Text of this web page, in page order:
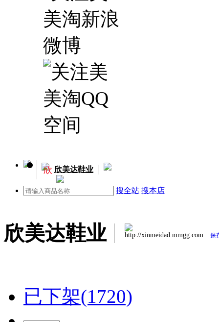
欣 欣美达鞋业
搜全站 搜本店
欣美达鞋业 http://xinmeidad.mmgg.com 保
已下架(1720)